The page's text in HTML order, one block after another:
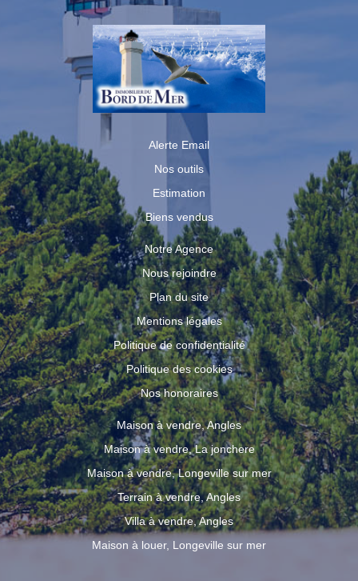
Alerte Email
Nos outils
Estimation
Biens vendus
Notre Agence
Nous rejoindre
Plan du site
Mentions légales
Politique de confidentialité
Politique des cookies
Nos honoraires
Maison à vendre, Angles
Maison à vendre, La jonchere
Maison à vendre, Longeville sur mer
Terrain à vendre, Angles
Villa à vendre, Angles
Maison à louer, Longeville sur mer